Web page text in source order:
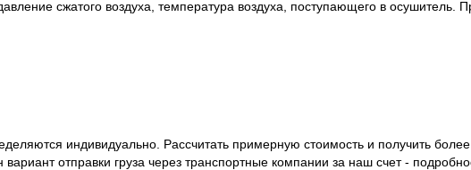
сжатого воздуха, температура воздуха, поступающего в осушитель.
индивидуально. Рассчитать примерную стоимость и получить
вариант отправки груза через транспортные компании за наш счет -